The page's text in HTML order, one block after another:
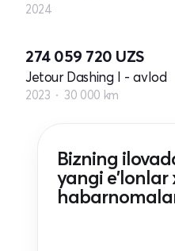
2024
274 059 720 UZS
Jetour Dashing I - avlod
2023 30 000 km
Bizning
yangi e'lonlar